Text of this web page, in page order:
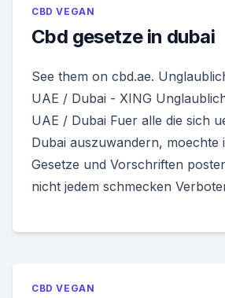
CBD VEGAN
Cbd gesetze in dubai
See them on cbd.ae.
UAE / Dubai - XING
UAE / Dubai Fuer alle die sich
Dubai auszuwandern, moechte
Gesetze und Vorschriften
nicht jedem schmecken
CBD VEGAN